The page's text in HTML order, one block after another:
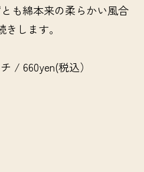
も綿本来の柔らかい風合
きします。
/ 660yen(税込）